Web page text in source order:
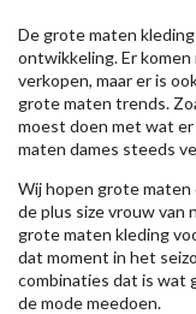
De grote maten
ontwikkeling. Er
verkopen, maar er is
grote maten trends.
moest doen met wat
maten dames steeds
Wij hopen grote maten
de plus size vrouw van
grote maten kleding
dat moment in het
combinaties dat is wat
de mode meedoen.